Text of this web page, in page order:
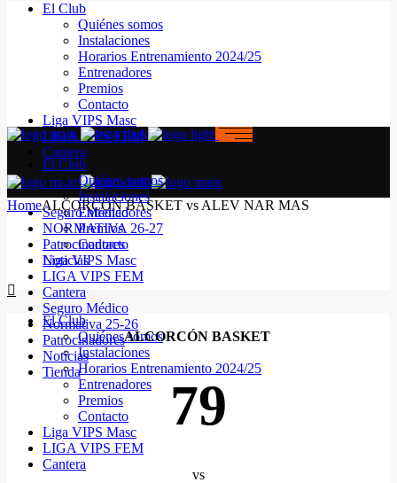
El Club
Quiénes somos
Instalaciones
Horarios Entrenamiento 2024/25
Entrenadores
Premios
Contacto
Liga VIPS Masc
LIGA VIPS FEM
Cantera
Seguro Médico
NORMATIVA 26-27
Patrocinadores
Noticias
El Club
Quiénes somos
Instalaciones
Horarios Entrenamiento 2024/25
Entrenadores
Premios
Contacto
Liga VIPS Masc
LIGA VIPS FEM
Cantera
El Club
Quiénes somos
Instalaciones
Entrenadores
Premios
Contacto
Liga VIPS Masc
LIGA VIPS FEM
Cantera
Seguro Médico
Normativa 25-26
Patrocinadores
Noticias
Tienda
HomeALCORCÓN BASKET vs ALEV NAR MAS
ALCORCÓN BASKET
79
vs